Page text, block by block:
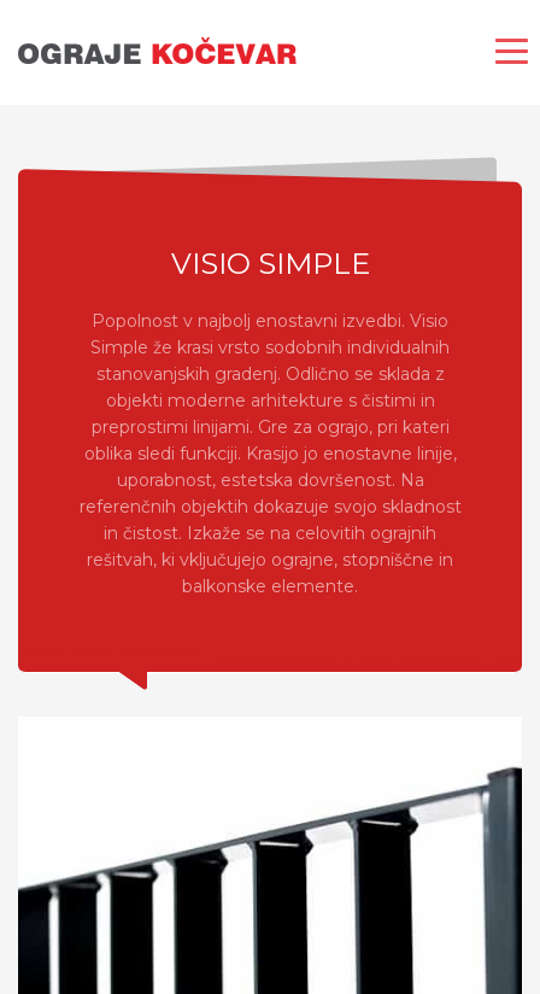
VISIO SIMPLE
Popolnost v najbolj enostavni izvedbi. Visio
Simple že krasi vrsto sodobnih individualnih
stanovanjskih gradenj. Odlično se sklada z
objekti moderne arhitekture s čistimi in
preprostimi linijami. Gre za ograjo, pri kateri
oblika sledi funkciji. Krasijo jo enostavne linije,
uporabnost, estetska dovršenost. Na
referenčnih objektih dokazuje svojo skladnost
in čistost. Izkaže se na celovitih ograjnih
rešitvah, ki vključujejo ograjne, stopniščne in
balkonske elemente.